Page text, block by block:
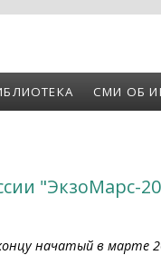
СМИ ОБ
"ЭкзоМарс-
начатый в